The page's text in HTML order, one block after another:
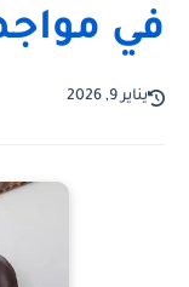
في
يناير 9, 2026